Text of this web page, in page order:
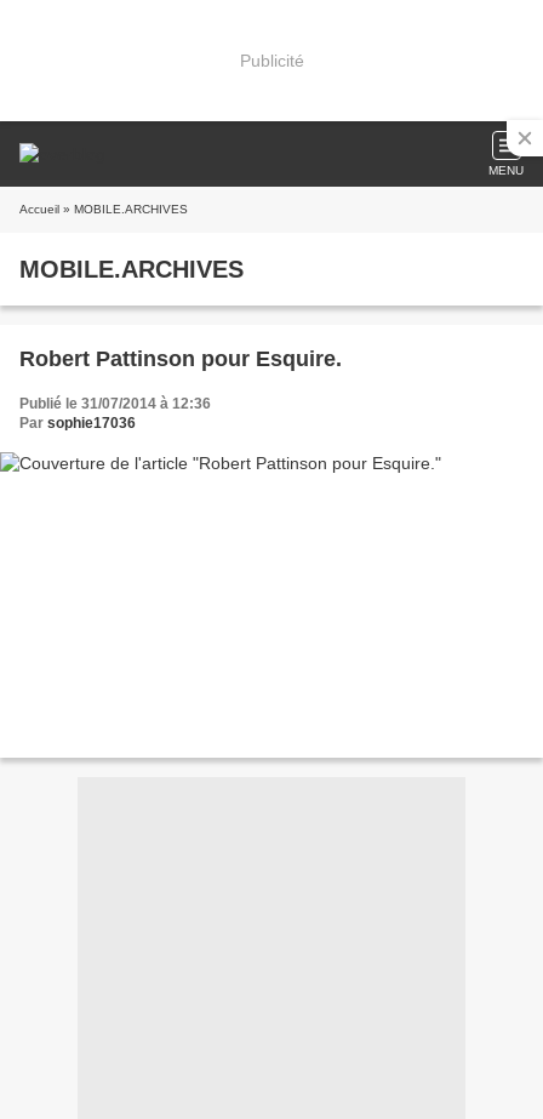
Publicité
MENU
Accueil » MOBILE.ARCHIVES
MOBILE.ARCHIVES
Robert Pattinson pour Esquire.
Publié le 31/07/2014 à 12:36
Par sophie17036